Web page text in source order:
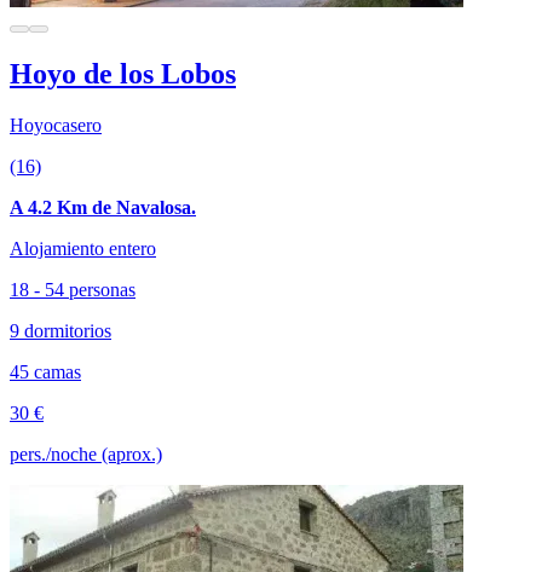
Hoyo de los Lobos
Hoyocasero
(16)
A 4.2 Km de Navalosa.
Alojamiento entero
18 - 54 personas
9 dormitorios
45 camas
30 €
pers./noche (aprox.)